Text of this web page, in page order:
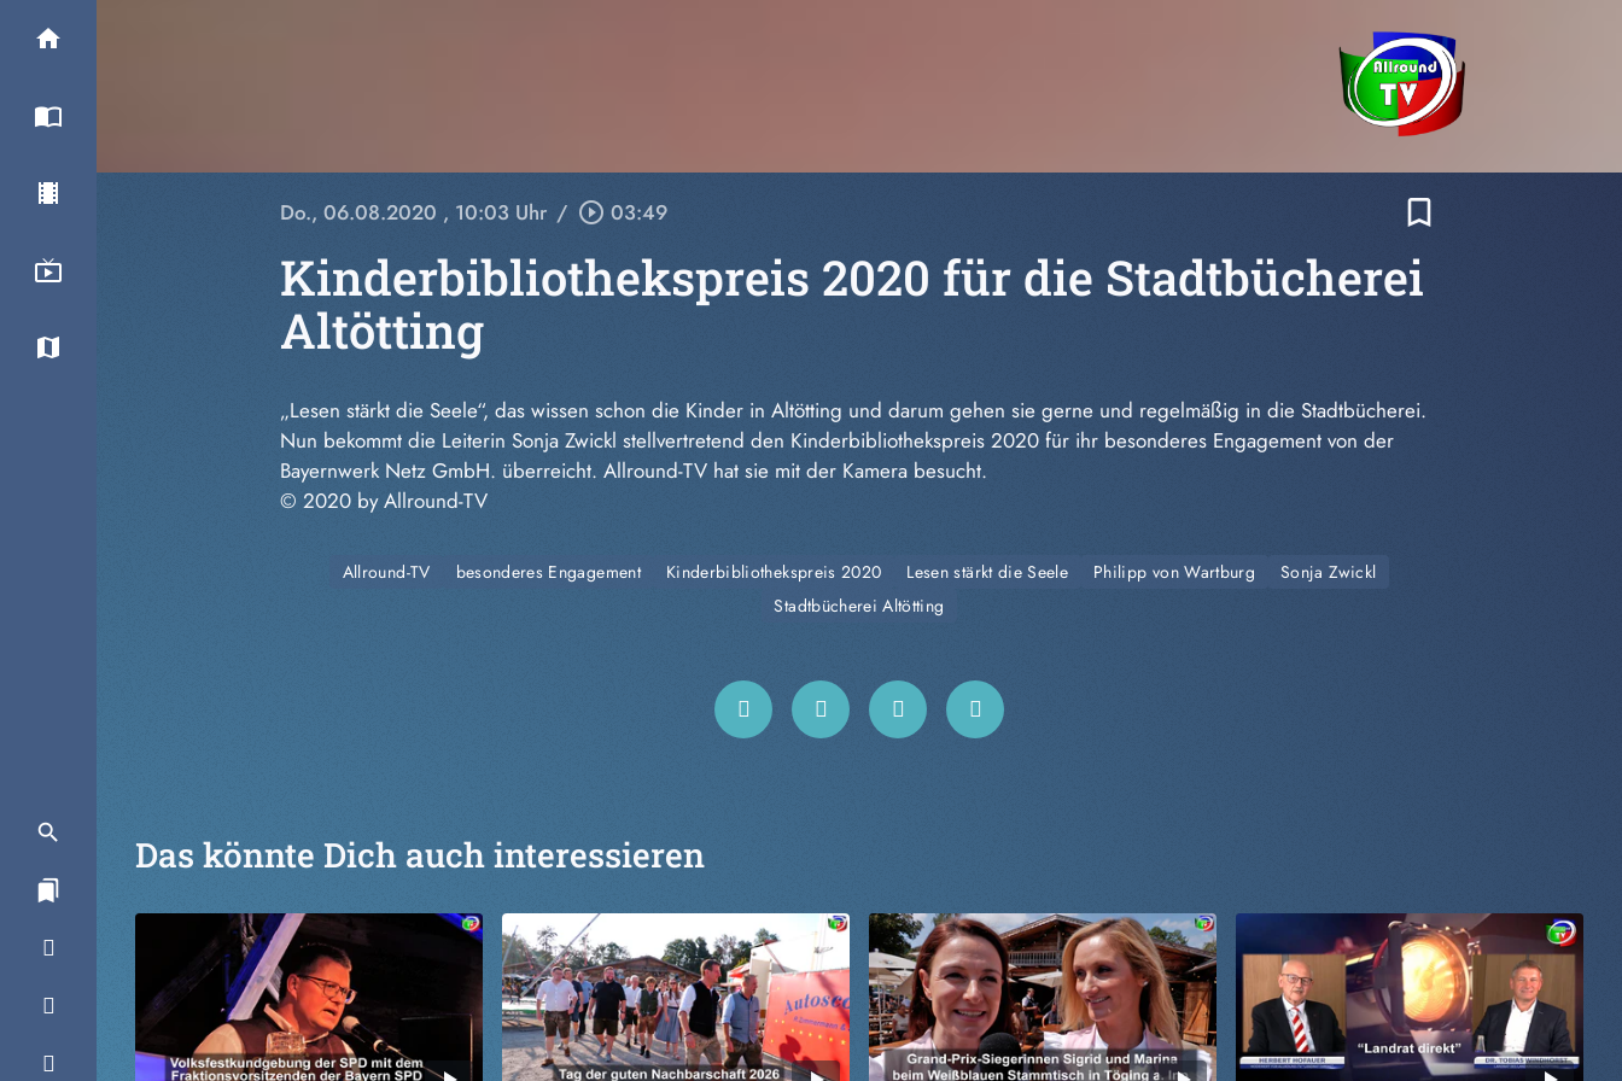
Do., 06.08.2020 , 10:03 Uhr / play_circle_outline 03:49 bookmark_border
Kinderbibliothekspreis 2020 für die Stadtbücherei
Altötting
„Lesen stärkt die Seele“, das wissen schon die Kinder in Altötting und darum gehen sie gerne und regelmäßig in die Stadtbücherei.
Nun bekommt die Leiterin Sonja Zwickl stellvertretend den Kinderbibliothekspreis 2020 für ihr besonderes Engagement von der
Bayernwerk Netz GmbH. überreicht. Allround-TV hat sie mit der Kamera besucht.
© 2020 by Allround-TV
Allround-TV besonderes Engagement Kinderbibliothekspreis 2020 Lesen stärkt die Seele Philipp von Wartburg
Sonja Zwickl
Stadtbücherei Altötting
Das könnte Dich auch interessieren